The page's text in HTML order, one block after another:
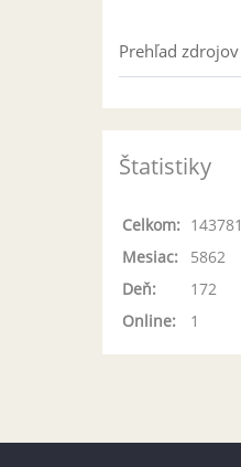
Prehľad zdrojov
Štatistiky
Online: 1
Celkom: 143781
Mesiac:
5862
Deň:
172